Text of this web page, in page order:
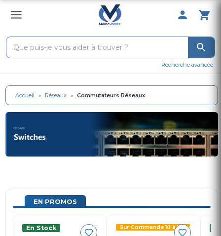
0 Produit
Recherche avancée
Accueil » Réseaux » Commutateurs Réseaux
EN PROMOS
En Stock Sur Commande 10 à 15 jours